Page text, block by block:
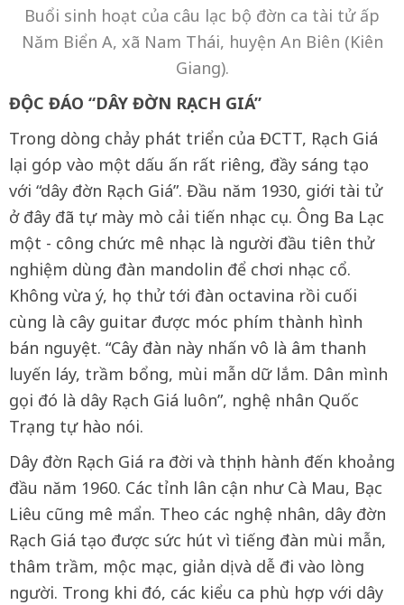
Buổi sinh hoạt của câu lạc bộ đờn ca tài tử ấp
Năm Biển A, xã Nam Thái, huyện An Biên (Kiên
Giang).
ĐỘC ĐÁO “DÂY ĐỜN RẠCH GIÁ”
Trong dòng chảy phát triển của ĐCTT, Rạch Giá
lại góp vào một dấu ấn rất riêng, đầy sáng tạo
với “dây đờn Rạch Giá”. Đầu năm 1930, giới tài tử
ở đây đã tự mày mò cải tiến nhạc cụ. Ông Ba Lạc
một - công chức mê nhạc là người đầu tiên thử
nghiệm dùng đàn mandolin để chơi nhạc cổ.
Không vừa ý, họ thử tới đàn octavina rồi cuối
cùng là cây guitar được móc phím thành hình
bán nguyệt. “Cây đàn này nhấn vô là âm thanh
luyến láy, trầm bổng, mùi mẫn dữ lắm. Dân mình
gọi đó là dây Rạch Giá luôn”, nghệ nhân Quốc
Trạng tự hào nói.
Dây đờn Rạch Giá ra đời và thịnh hành đến khoảng
đầu năm 1960. Các tỉnh lân cận như Cà Mau, Bạc
Liêu cũng mê mẩn. Theo các nghệ nhân, dây đờn
Rạch Giá tạo được sức hút vì tiếng đàn mùi mẫn,
thâm trầm, mộc mạc, giản dị và dễ đi vào lòng
người. Trong khi đó, các kiểu ca phù hợp với dây